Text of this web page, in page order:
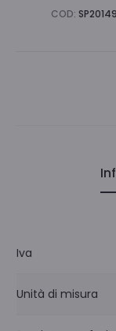
COD: SP20149
Iva
Unità di misura